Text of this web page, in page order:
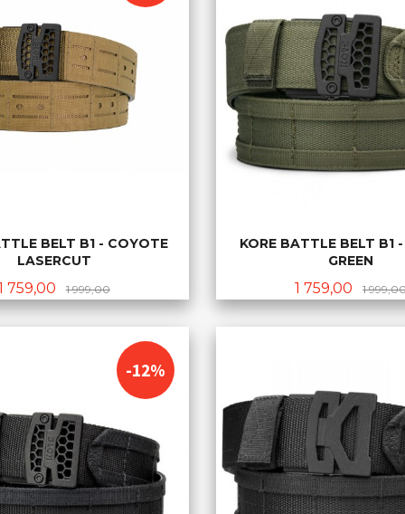
BELT B1 - COYOTE
LASERCUT
759,00 1 999,00Rabatt
KORE BATTLE BELT B1 -
GREEN
Tilbud
1 759,00 1
-12%